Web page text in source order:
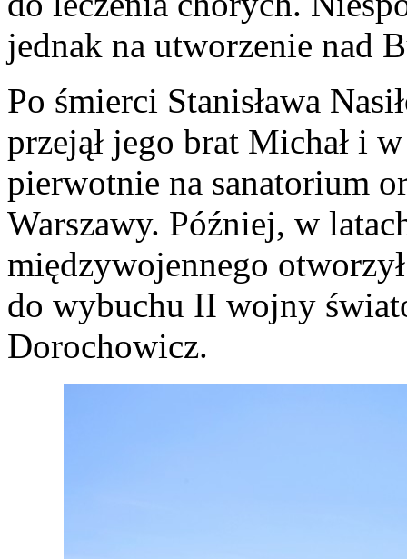
jednak na utworzenie nad
Po śmierci Stanisława
przejął jego brat Michał i
pierwotnie na sanatorium
Warszawy. Później, w
międzywojennego
do wybuchu II wojny
Dorochowicz.